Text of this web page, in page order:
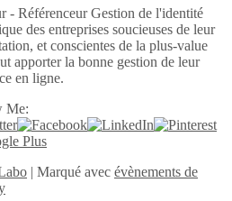
- Référenceur Gestion de l'identité
des entreprises soucieuses de leur
et conscientes de la plus-value
apporter la bonne gestion de leur
en ligne.
Me:
| Marqué avec évènements de